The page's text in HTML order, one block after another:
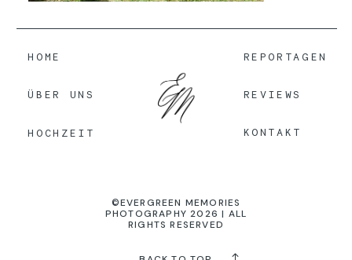
HOME
ÜBER UNS
HOCHZEIT
REPORTAGEN
REVIEWS
KONTAKT
©EVERGREEN MEMORIES
PHOTOGRAPHY 2026 | ALL
RIGHTS RESERVED
KONTAKT